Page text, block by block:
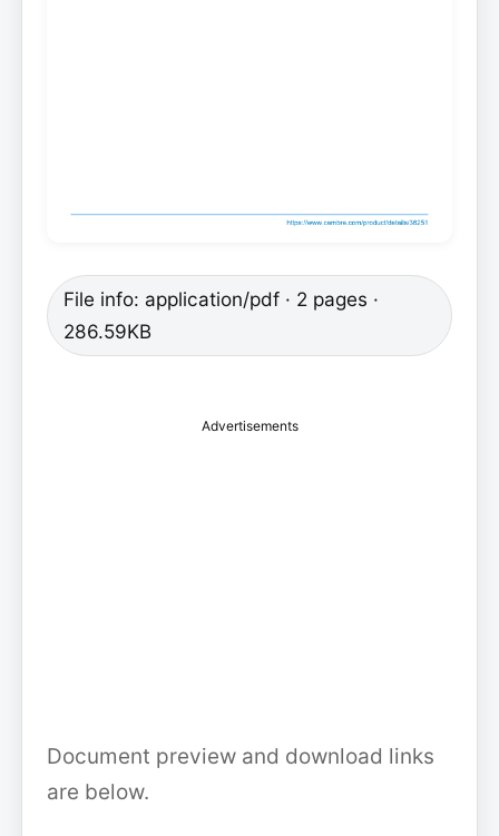
File info: application/pdf · 2 pages ·
286.59KB
Advertisements
Document preview and download links
are below.